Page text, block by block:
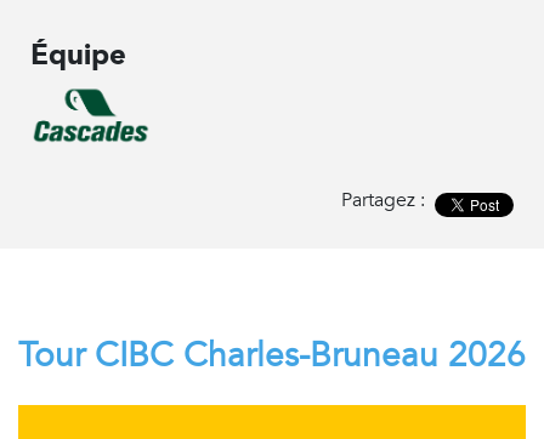
Équipe
Partagez :
Tour CIBC Charles-Bruneau 2026